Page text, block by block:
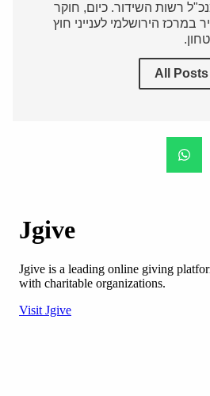
רשות השידור. כיום, חוקר
במרכז הירושלמי לענייני חוץ
All Posts